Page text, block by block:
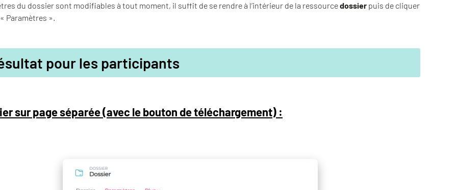
du dossier sont modifiables à tout moment, il suffit de se rendre à l’intérieur de la ressourcedossier puis de cliquer
Paramètres ».
pour les participants
sur page séparée (avec le bouton de téléchargement) :